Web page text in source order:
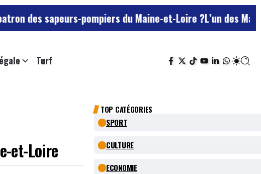
sapeurs-pompiers du Maine-et-Loire ?L’un des Marseillais
Turf
et-Loire
TOP CATÉGORIES
SPORT
CULTURE
ECONOMIE